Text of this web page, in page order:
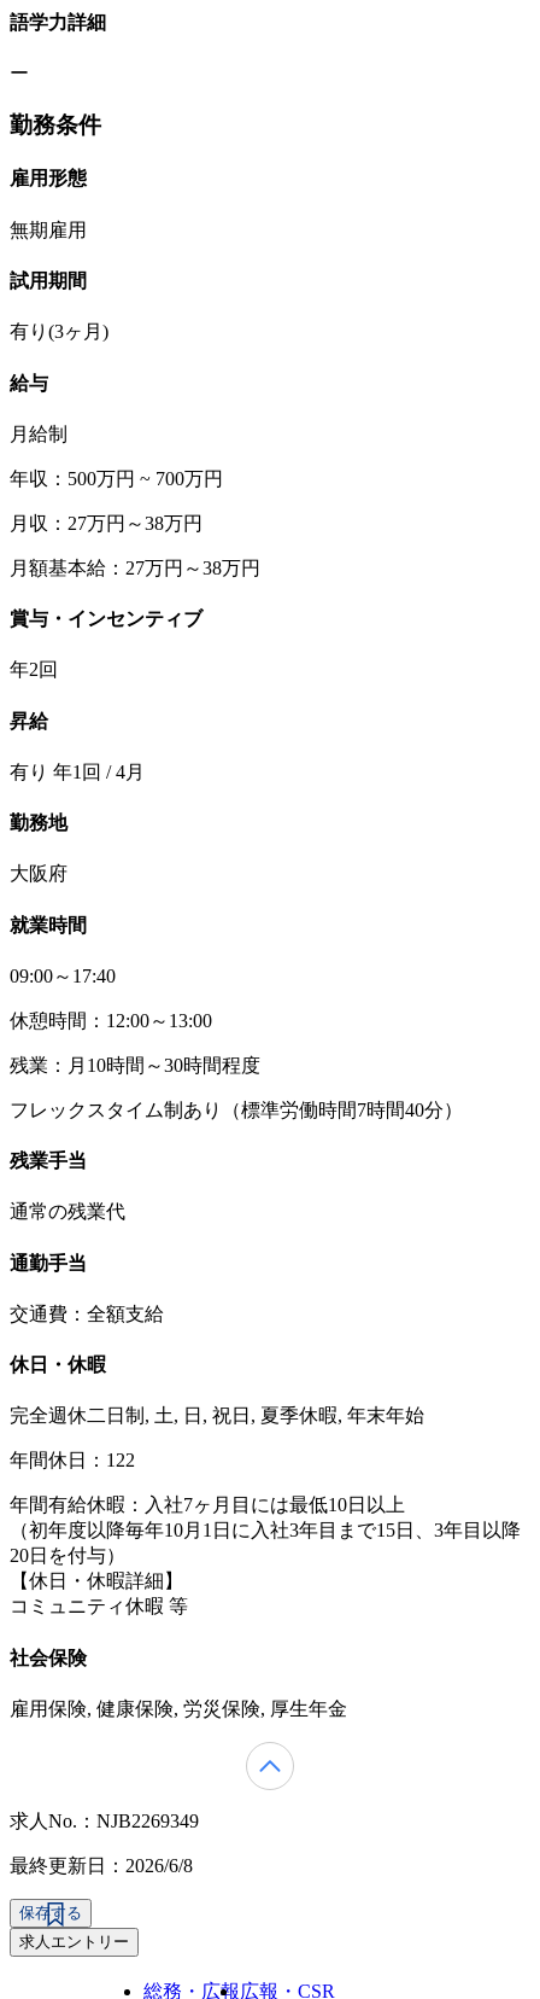
語学力詳細
ー
勤務条件
雇用形態
無期雇用
試用期間
有り(3ヶ月)
給与
月給制
年収：500万円 ~ 700万円
月収：27万円～38万円
月額基本給：27万円～38万円
賞与・インセンティブ
年2回
昇給
有り 年1回 / 4月
勤務地
大阪府
就業時間
09:00～17:40
休憩時間：12:00～13:00
残業：月10時間～30時間程度
フレックスタイム制あり（標準労働時間7時間40分）
残業手当
通常の残業代
通勤手当
交通費：全額支給
休日・休暇
完全週休二日制, 土, 日, 祝日, 夏季休暇, 年末年始
年間休日：122
年間有給休暇：入社7ヶ月目には最低10日以上
（初年度以降毎年10月1日に入社3年目まで15日、3年目以降
20日を付与）
【休日・休暇詳細】
コミュニティ休暇 等
社会保険
雇用保険, 健康保険, 労災保険, 厚生年金
求人No.：NJB2269349
最終更新日：2026/6/8
保存する
求人エントリー
総務・広報 広報・CSR